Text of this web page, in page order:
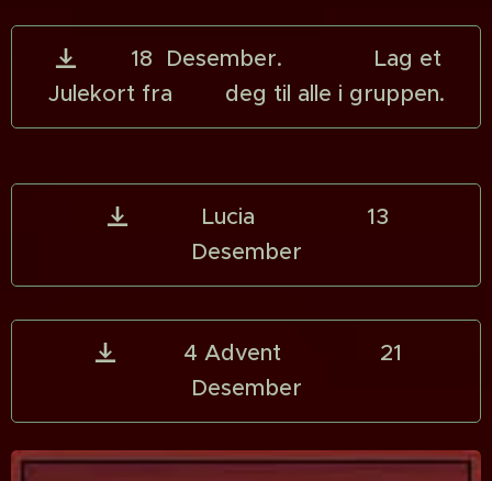
18 Desember. Lag et
Julekort fra deg til alle i gruppen.
Lucia 13
Desember
4 Advent 21
Desember